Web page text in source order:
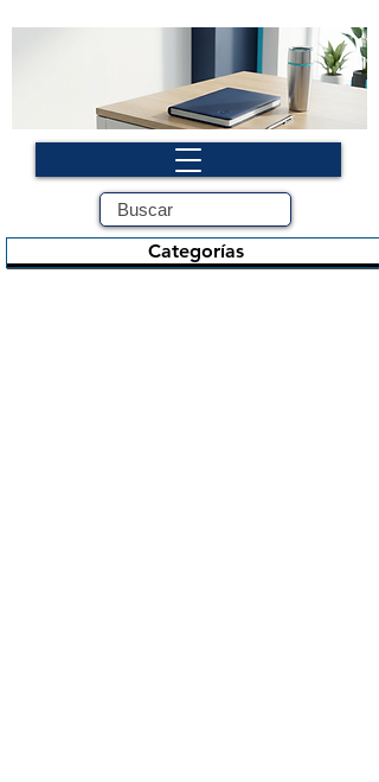
Categorías